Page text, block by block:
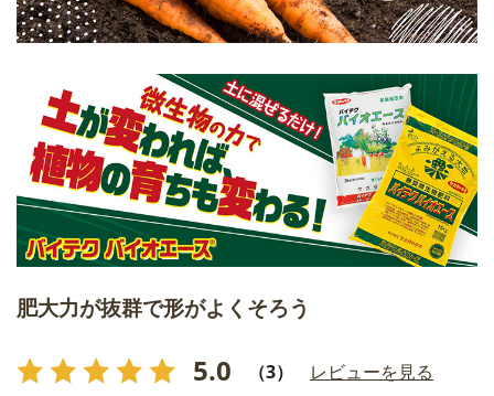
肥大力が抜群で形がよくそろう
5.0 （3） レビューを見る